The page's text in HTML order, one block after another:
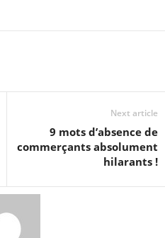
Next article
9 mots d’absence de
commerçants absolument
hilarants !